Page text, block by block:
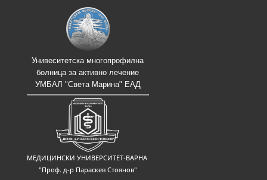
Унивеситетска многопрофилна
болница за активно лечение
УМБАЛ "Света Марина" ЕАД
МЕДИЦИНСКИ УНИВЕРСИТЕТ-ВАРНА
"Проф. д-р Параскев Стоянов"